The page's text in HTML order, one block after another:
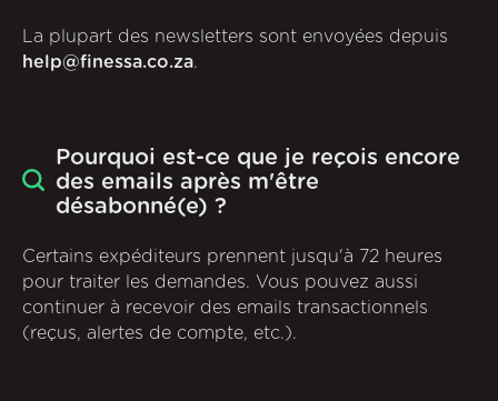
La plupart des newsletters sont envoyées depuis
help@finessa.co.za.
Pourquoi est-ce que je reçois encore
des emails après m'être
désabonné(e) ?
Certains expéditeurs prennent jusqu'à 72 heures
pour traiter les demandes. Vous pouvez aussi
continuer à recevoir des emails transactionnels
(reçus, alertes de compte, etc.).